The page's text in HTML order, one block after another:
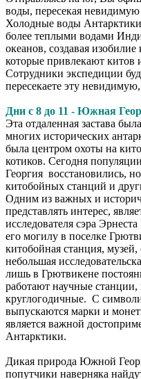
воды, пересекая
Холодные воды
более теплыми водами
океанов, создавая
которые привлекают китов
Сотрудники экспедиции
пересекаете эту
Дни с 8 до 11 - Южная
Эта отдаленная застава
многих исторических
была центром охоты на
котиков. Сегодня
Георгия восстановились,
китобойных станций и
Одним из важных и
представлять интерес,
исследователя сэра
его могилу в поселке
китобойная станция,
небольшая
лишь в Грютвикене
работают научные станции,
круглогодичные. С
выпускаются марки и
является важной
Антарктики.
Дикая природа Южной
попутчики наверняка